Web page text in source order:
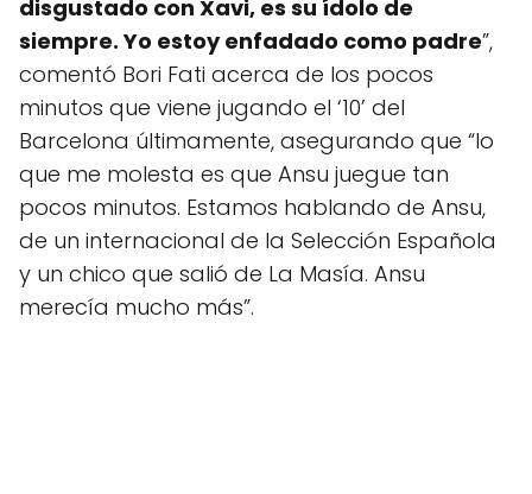
disgustado con Xavi, es su ídolo de
siempre. Yo estoy enfadado como padre”,
comentó Bori Fati acerca de los pocos
minutos que viene jugando el ‘10’ del
Barcelona últimamente, asegurando que “lo
que me molesta es que Ansu juegue tan
pocos minutos. Estamos hablando de Ansu,
de un internacional de la Selección Española
y un chico que salió de La Masía. Ansu
merecía mucho más”.